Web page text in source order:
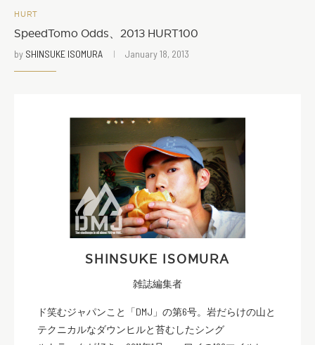
HURT
SpeedTomo Odds、2013 HURT100
by SHINSUKE ISOMURA January 18, 2013
SHINSUKE ISOMURA
雑誌編集者
ド笑むジャパンこと「DMJ」の第6号。岩だらけの山と
テクニカルなダウンヒルと苔むしたシング